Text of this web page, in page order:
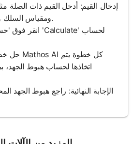
ومقياس السلك والجهد في الآلة الحاسبة.
اتخاذها لحساب هبوط الجهد،